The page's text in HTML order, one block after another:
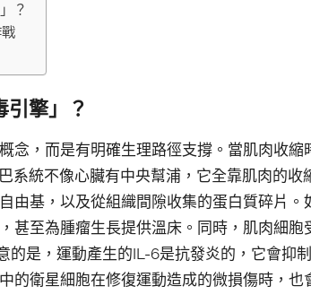
？
引擎」？
念，而是有明確生理路徑支撐。當肌肉收
系統不像心臟有中央幫浦，它全靠肌肉的
由基，以及從組織間隙收集的蛋白質碎片。
甚至為腫瘤生長提供溫床。同時，肌肉細
的是，運動產生的IL-6是抗發炎的，它會抑
的衛星細胞在修復運動造成的微損傷時，